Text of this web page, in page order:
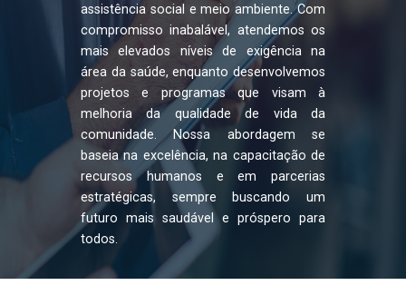
assistência social e meio ambiente. Com
compromisso inabalável, atendemos os
mais elevados níveis de exigência na
área da saúde, enquanto desenvolvemos
projetos e programas que visam à
melhoria da qualidade de vida da
comunidade. Nossa abordagem se
baseia na excelência, na capacitação de
recursos humanos e em parcerias
estratégicas, sempre buscando um
futuro mais saudável e próspero para
todos.